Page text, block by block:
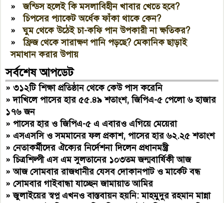
»জন্ডিস হলেই কি মসলাবিহীন খাবার খেতে হবে?
»চিপসের প্যাকেট অর্ধেক ফাঁকা থাকে কেন?
»ঘুম থেকে উঠেই চা-কফি পান উপকারী না ক্ষতিকর?
»ফ্রিজ থেকে সারাক্ষণ পানি পড়ছে? মেকানিক ছাড়াই
সমাধান করার উপায়
সর্বশেষ আপডেট
»৩১২টি শিক্ষা প্রতিষ্ঠান থেকে কেউ পাস করেনি
»দাখিলে পাসের হার ৫৫.৪৯ শতাংশ, জিপিএ-৫ পেলো ৬ হাজার
১৭৬ জন
»পাসের হার ও জিপিএ-৫ এ এবারও এগিয়ে মেয়েরা
»এসএসসি ও সমমানের ফল প্রকাশ, পাসের হার ৬২.২৫ শতাংশ
»নেতাকর্মীদের ঐক্যের নির্দেশনা দিলেন প্রধানমন্ত্রী
»চিত্রশিল্পী এস এম সুলতানের ১০৩তম জন্মবার্ষিকী আজ
»আজ সোমবার রাজধানীর যেসব দোকানপাট ও মার্কেট বন্ধ
»সোমবার গাইবান্ধা যাচ্ছেন জামায়াত আমির
»জুলাইয়ের স্বপ্ন এখনও বাস্তবায়ন হয়নি: মাহমুদুর রহমান মান্না